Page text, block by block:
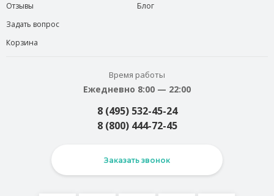
Отзывы
Задать вопрос
Корзина
Блог
Время работы
Ежедневно 8:00 — 22:00
8 (495) 532-45-24
8 (800) 444-72-45
Заказать звонок